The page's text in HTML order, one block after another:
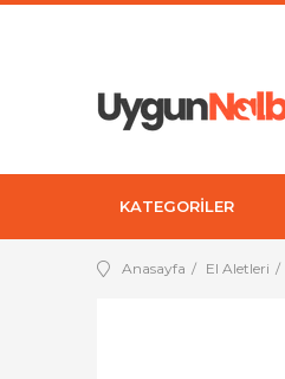
KATEGORİLER
Anasayfa El Aletleri